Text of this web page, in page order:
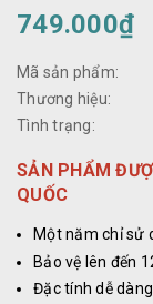
749.000₫
Mã sản phẩm:
Thương hiệu:
Tình trạng:
SẢN PHẨM
QUỐC
Một năm chỉ sử
Bảo vệ lên đến
Đặc tính dễ